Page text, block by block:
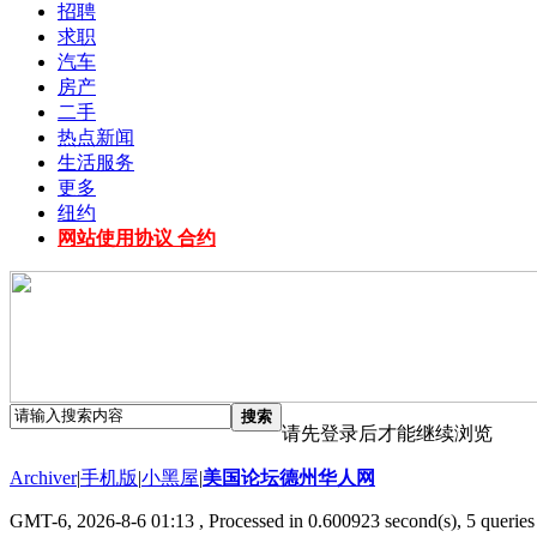
招聘
求职
汽车
房产
二手
热点新闻
生活服务
更多
纽约
网站使用协议 合约
搜索
请先登录后才能继续浏览
Archiver|手机版|小黑屋|美国论坛德州华人网
GMT-6, 2026-8-6 01:13 , Processed in 0.600923 second(s), 5